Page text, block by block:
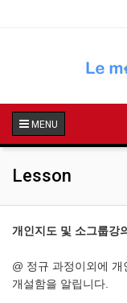
MENU
Lesson
개인지도 및 소그룹강
@ 정규 과정이외에
개설함을 알립니다.